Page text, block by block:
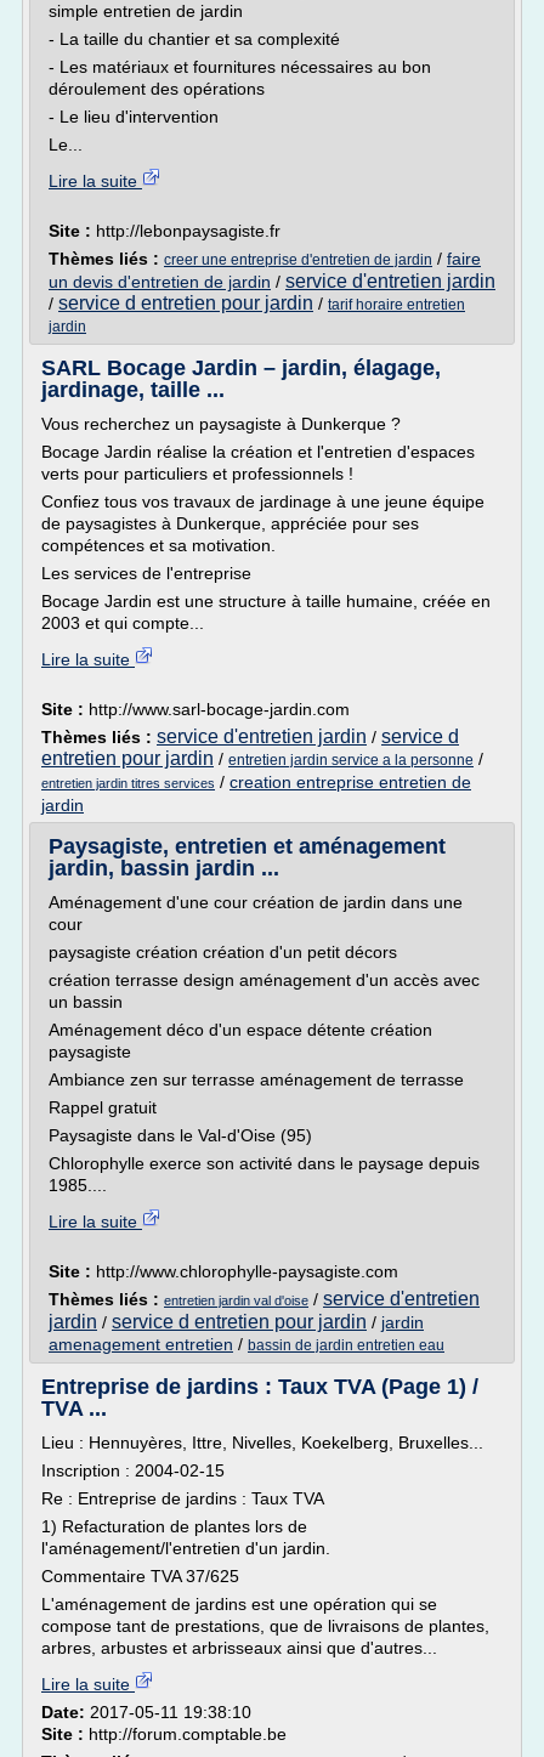
simple entretien de jardin
- La taille du chantier et sa complexité
- Les matériaux et fournitures nécessaires au bon
déroulement des opérations
- Le lieu d'intervention
Le...
Lire la suite
Site : http://lebonpaysagiste.fr
Thèmes liés : creer une entreprise d'entretien de jardin / faire
un devis d'entretien de jardin / service d'entretien jardin
/ service d entretien pour jardin / tarif horaire entretien
jardin
SARL Bocage Jardin – jardin, élagage,
jardinage, taille ...
Vous recherchez un paysagiste à Dunkerque ?
Bocage Jardin réalise la création et l'entretien d'espaces
verts pour particuliers et professionnels !
Confiez tous vos travaux de jardinage à une jeune équipe
de paysagistes à Dunkerque, appréciée pour ses
compétences et sa motivation.
Les services de l'entreprise
Bocage Jardin est une structure à taille humaine, créée en
2003 et qui compte...
Lire la suite
Site : http://www.sarl-bocage-jardin.com
Thèmes liés : service d'entretien jardin / service d
entretien pour jardin / entretien jardin service a la personne /
entretien jardin titres services / creation entreprise entretien de
jardin
Paysagiste, entretien et aménagement
jardin, bassin jardin ...
Aménagement d'une cour création de jardin dans une
cour
paysagiste création création d'un petit décors
création terrasse design aménagement d'un accès avec
un bassin
Aménagement déco d'un espace détente création
paysagiste
Ambiance zen sur terrasse aménagement de terrasse
Rappel gratuit
Paysagiste dans le Val-d'Oise (95)
Chlorophylle exerce son activité dans le paysage depuis
1985....
Lire la suite
Site : http://www.chlorophylle-paysagiste.com
Thèmes liés : entretien jardin val d'oise / service d'entretien
jardin / service d entretien pour jardin / jardin
amenagement entretien / bassin de jardin entretien eau
Entreprise de jardins : Taux TVA (Page 1) /
TVA ...
Lieu : Hennuyères, Ittre, Nivelles, Koekelberg, Bruxelles...
Inscription : 2004-02-15
Re : Entreprise de jardins : Taux TVA
1) Refacturation de plantes lors de
l'aménagement/l'entretien d'un jardin.
Commentaire TVA 37/625
L'aménagement de jardins est une opération qui se
compose tant de prestations, que de livraisons de plantes,
arbres, arbustes et arbrisseaux ainsi que d'autres...
Lire la suite
Date: 2017-05-11 19:38:10
Site : http://forum.comptable.be